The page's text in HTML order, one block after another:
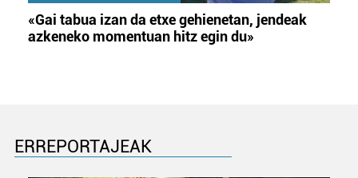
«Gai tabua izan da etxe gehienetan, jendeak
azkeneko momentuan hitz egin du»
ERREPORTAJEAK